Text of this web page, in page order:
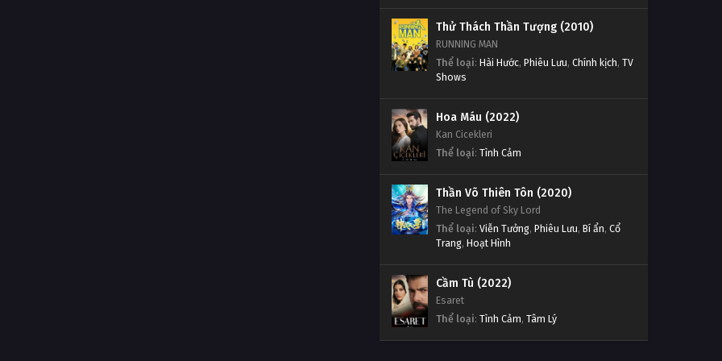
Thử Thách Thần Tượng (2010)
RUNNING MAN
Thể loại: Hài Hước, Phiêu Lưu, Chính kịch, TV
Shows
Hoa Máu (2022)
Kan Cicekleri
Thể loại: Tình Cảm
Thần Võ Thiên Tôn (2020)
The Legend of Sky Lord
Thể loại: Viễn Tưởng, Phiêu Lưu, Bí ẩn, Cổ
Trang, Hoạt Hình
Cầm Tù (2022)
Esaret
Thể loại: Tình Cảm, Tâm Lý